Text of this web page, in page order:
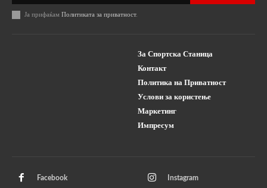
Ја прифаќам Политиката за приватност.
За Спортска Станица
Контакт
Политика на Приватност
Услови за користење
Маркетинг
Импресум
Facebook Instagram